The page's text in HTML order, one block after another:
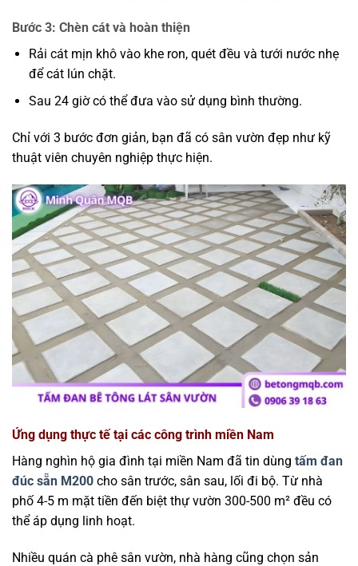
Bước 3: Chèn cát và hoàn thiện
Rải cát mịn khô vào khe ron, quét đều và tưới nước nhẹ
để cát lún chặt.
Sau 24 giờ có thể đưa vào sử dụng bình thường.
Chỉ với 3 bước đơn giản, bạn đã có sân vườn đẹp như kỹ
thuật viên chuyên nghiệp thực hiện.
Ứng dụng thực tế tại các công trình miền Nam
Hàng nghìn hộ gia đình tại miền Nam đã tin dùng tấm đan
đúc sẵn M200 cho sân trước, sân sau, lối đi bộ. Từ nhà
phố 4-5 m mặt tiền đến biệt thự vườn 300-500 m² đều có
thể áp dụng linh hoạt.
Nhiều quán cà phê sân vườn, nhà hàng cũng chọn sản